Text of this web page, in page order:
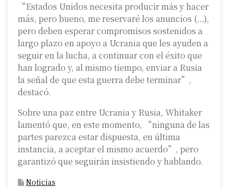
“Estados Unidos necesita producir más y hacer
más, pero bueno, me reservaré los anuncios (…),
pero deben esperar compromisos sostenidos a
largo plazo en apoyo a Ucrania que les ayuden a
seguir en la lucha, a continuar con el éxito que
han logrado y, al mismo tiempo, enviar a Rusia
la señal de que esta guerra debe terminar”,
destacó.
Sobre una paz entre Ucrania y Rusia, Whitaker
lamentó que, en este momento, “ninguna de las
partes parezca estar dispuesta, en última
instancia, a aceptar el mismo acuerdo”, pero
garantizó que seguirán insistiendo y hablando.
Noticias